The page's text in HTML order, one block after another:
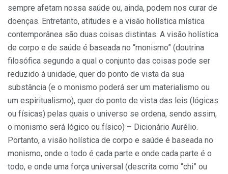
sempre afetam nossa saúde ou, ainda, podem nos curar de
doenças. Entretanto, atitudes e a visão holística mística
contemporânea são duas coisas distintas. A visão holística
de corpo e de saúde é baseada no “monismo” (doutrina
filosófica segundo a qual o conjunto das coisas pode ser
reduzido à unidade, quer do ponto de vista da sua
substância (e o monismo poderá ser um materialismo ou
um espiritualismo), quer do ponto de vista das leis (lógicas
ou físicas) pelas quais o universo se ordena, sendo assim,
o monismo será lógico ou físico) – Dicionário Aurélio.
Portanto, a visão holística de corpo e saúde é baseada no
monismo, onde o todo é cada parte e onde cada parte é o
todo, e onde uma força universal (descrita como “chi” ou